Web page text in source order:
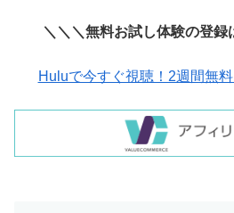
＼＼＼無料お試し体験の登録
Huluで今すぐ視聴！2週間無